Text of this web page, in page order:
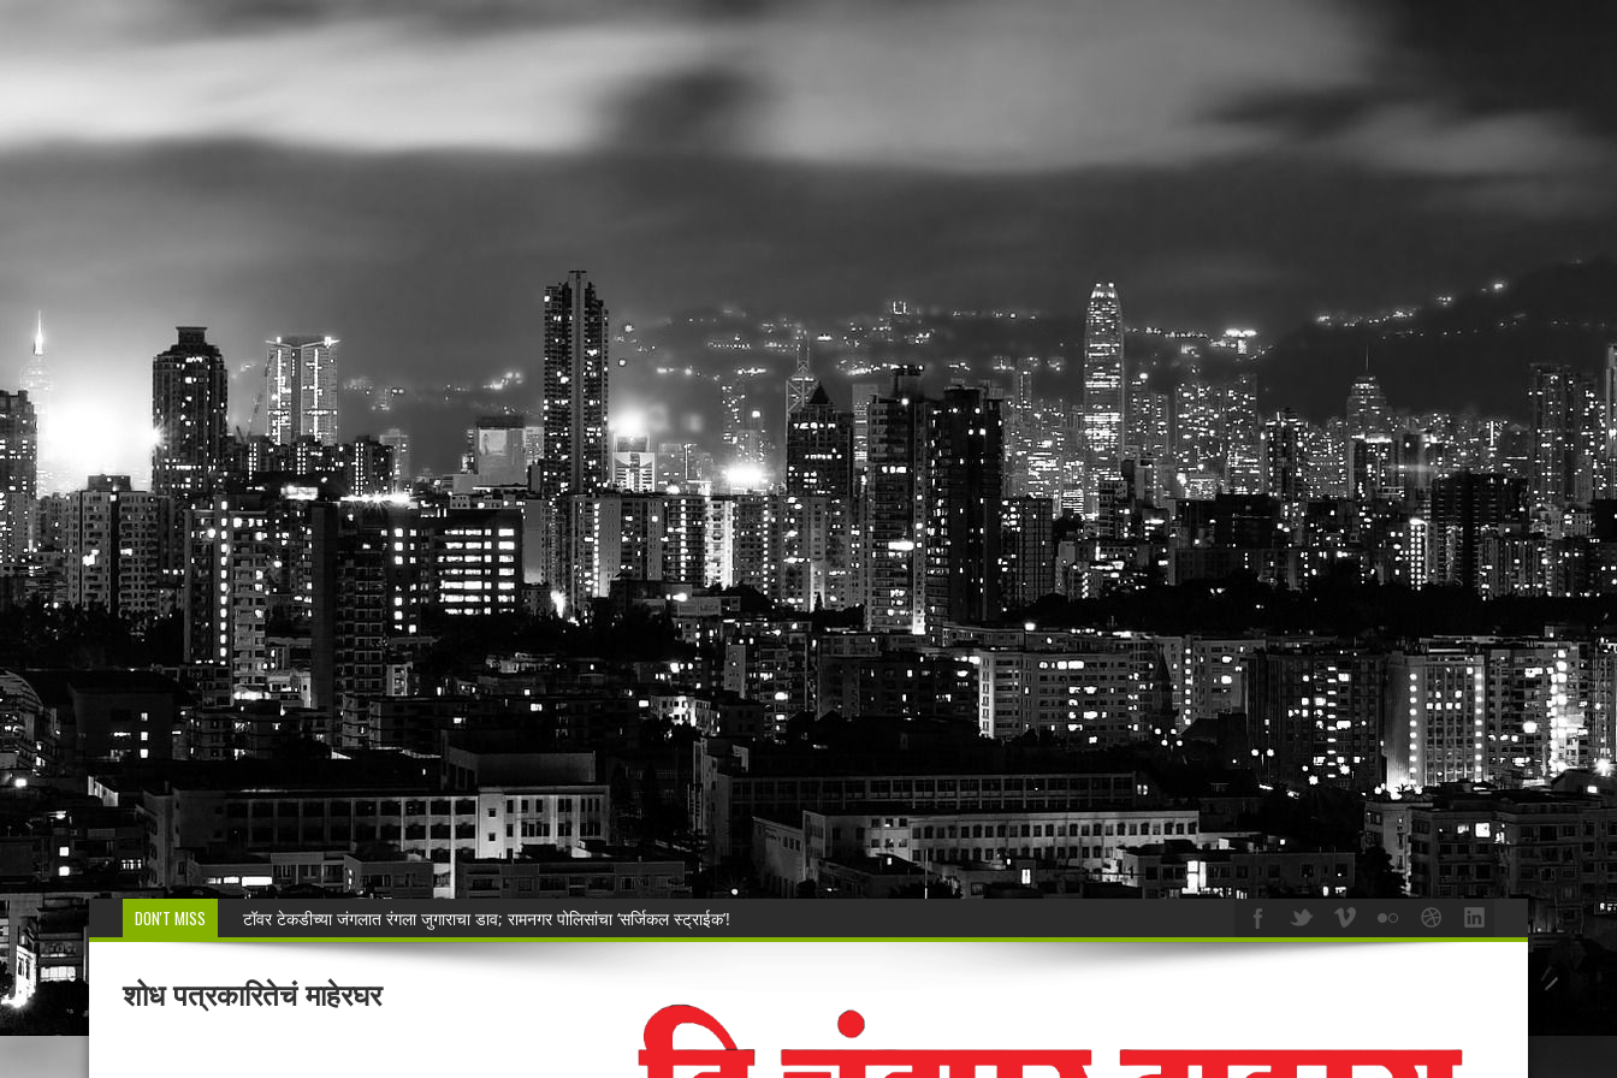
DON'T MISS
रेशनमधील गव्हाऐवजी मका; दळून मिळत नसल्याने लाभार्थी अडचणीतग्राहक पंचायत महाराष्ट्र, सिंदेवाही कडे तक्रारींचा व ओघ
सिंदेवाही पोलिसांची धडक कारवाई; २५ अल्पवयीन वाहनचालक ताब्यात, पालकांना समज देऊन वाहने सुपूर्द
🚨 एकाच नंबरवर दोन हायवा; एकाच ई-टीपीवर लाखोंची रेती!
शेगाव पोलीस यांचा गर्भपात प्रकरणातील बोगस डॉ. विश्वास याचे वर गुन्हा दाखल.
मनसेच्या तालुका अध्यक्षा कल्पना पोतर्लावार यांनी बेकायदेशीर ऑनलाइन लॉटरीविरोधात पोलिसांना निवेदन
शोध पत्रकारितेचं माहेरघर